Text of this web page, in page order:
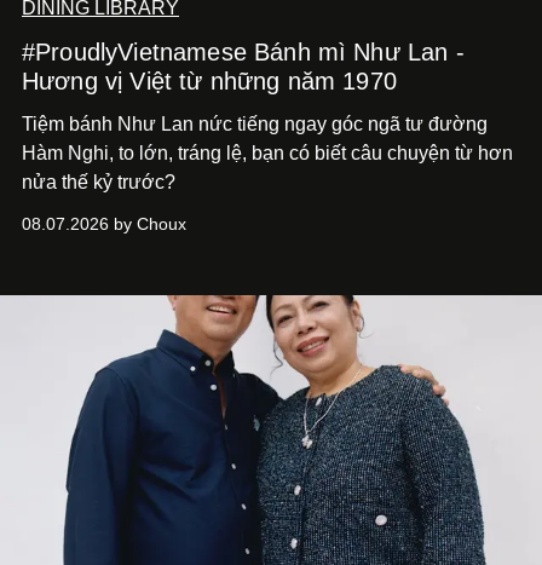
DINING LIBRARY
#ProudlyVietnamese Bánh mì Như Lan -
Hương vị Việt từ những năm 1970
Tiệm bánh Như Lan nức tiếng ngay góc ngã tư đường
Hàm Nghi, to lớn, tráng lệ, bạn có biết câu chuyện từ hơn
nửa thế kỷ trước?
08.07.2026 by Choux